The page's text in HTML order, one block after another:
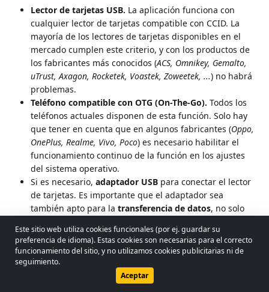
Lector de tarjetas USB. La aplicación funciona con
cualquier lector de tarjetas compatible con CCID. La
mayoría de los lectores de tarjetas disponibles en el
mercado cumplen este criterio, y con los productos de
los fabricantes más conocidos (ACS, Omnikey, Gemalto,
uTrust, Axagon, Rocketek, Voastek, Zoweetek, ...) no habrá
problemas.
Teléfono compatible con OTG (On-The-Go). Todos los
teléfonos actuales disponen de esta función. Solo hay
que tener en cuenta que en algunos fabricantes (Oppo,
OnePlus, Realme, Vivo, Poco) es necesario habilitar el
funcionamiento continuo de la función en los ajustes
del sistema operativo.
Si es necesario,adaptador USB para conectar el lector
de tarjetas. Es importante que el adaptador sea
también apto para latransferencia de datos, no solo
¿Por qué solo lectores estándar?En Windows, los
controladores del fabricante ocultan los errores de los
lectores no completamente estándar, por lo que allí «todo»
funciona. En Android no existen tales controladores, por lo
© 2026 - Lobol Team• lobolteam@gmail.com
Política de privacidad
Este sitio web utiliza cookies funcionales (por ej. guardar su
preferencia de idioma). Estas cookies son necesarias para el correcto
funcionamiento del sitio, y no utilizamos cookies publicitarias ni de
seguimiento.
Aceptar